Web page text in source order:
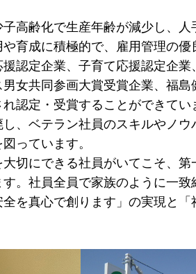
高齢化で生産年齢が減少し、
育成に積極的で、雇用管理の
認定企業、子育て応援認定企
女共同参画大賞受賞企業、福
認定・受賞することができてい
、ベテラン社員のスキルやノ
っています。
切にできる社員がいてこそ、
。社員全員で家族のように一
を真心で創ります」の実現と